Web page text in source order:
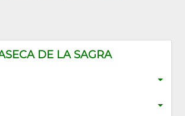
DE LA SAGRA